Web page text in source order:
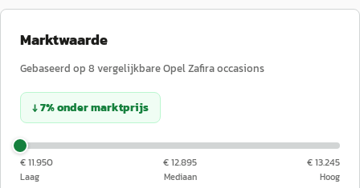
Marktwaarde
Gebaseerd op 8 vergelijkbareOpelZafiraoccasions
↓7%ondermarktprijs
€ 11.950
Laag
€ 12.895
Mediaan
€ 13.245
Hoog